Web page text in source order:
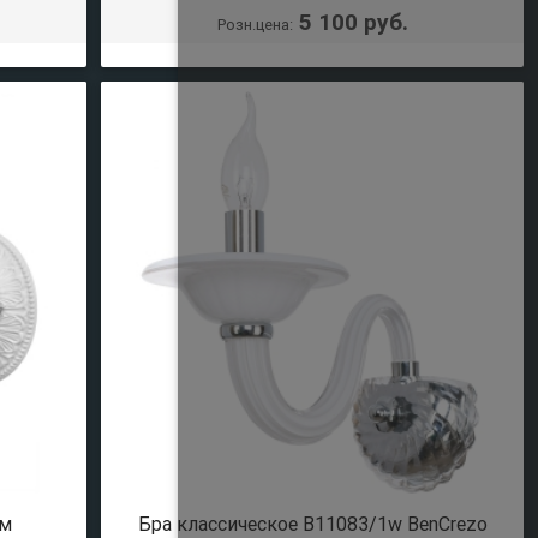
Розн.цена: 5 100 руб.
Бра классическое B11083/1w BenCrezo